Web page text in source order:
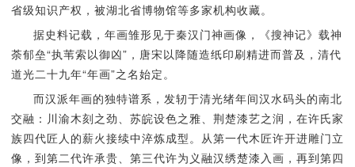
省级知识产权，被湖北省博物馆等多家机构收藏。
据史料记载，年画雏形见于秦汉门神画像，《搜神记》载神
荼郁垒“执苇索以御凶”，唐宋以降随造纸印刷精进而普及，清代
道光二十九年“年画”之名始定。
而汉派年画的独特谱系，发轫于清光绪年间汉水码头的南北
交融：川渝木刻之劲、苏皖设色之雅、荆楚漆艺之润，在许氏家
族四代匠人的薪火接续中淬炼成型。从第一代木匠许开进雕门立
像，到第二代许承贵、第三代许为义融汉绣楚漆入画，再到第四